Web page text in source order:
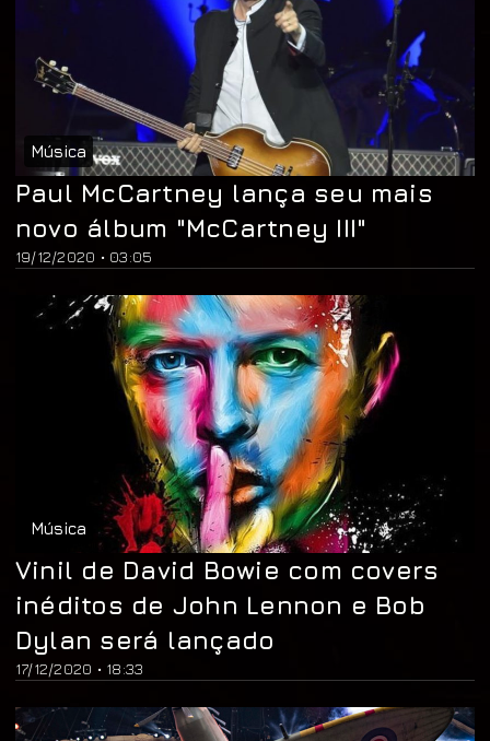
Música
19/12/2020 • 03:05
Paul McCartney lança seu mais
novo álbum "McCartney III"
Música
17/12/2020 • 18:33
Vinil de David Bowie com covers
inéditos de John Lennon e Bob
Dylan será lançado